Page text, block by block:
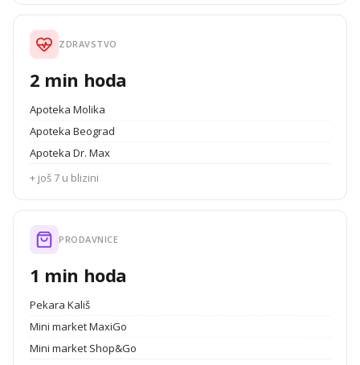
ZDRAVSTVO
2 min hoda
Apoteka Molika
Apoteka Beograd
Apoteka Dr. Max
+ još 7 u blizini
PRODAVNICE
1 min hoda
Pekara Kališ
Mini market MaxiGo
Mini market Shop&Go